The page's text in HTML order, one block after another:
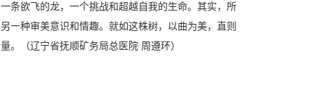
条欲飞的龙，一个挑战和超越自我的生命。其实，所
一种审美意识和情趣。就如这株树，以曲为美，直则
。（辽宁省抚顺矿务局总医院 周遵环）